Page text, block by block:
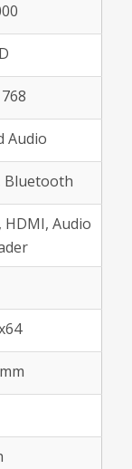
Audio
Bluetooth
HDMI, Audio